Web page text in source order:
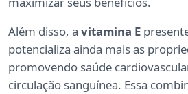
Além disso, a vitamina E
potencializa ainda mais as
promovendo saúde
circulação sanguínea. Essa